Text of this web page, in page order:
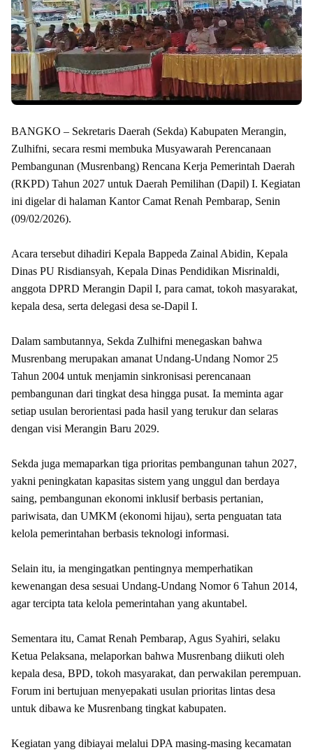
BANGKO – Sekretaris Daerah (Sekda) Kabupaten Merangin,
Zulhifni, secara resmi membuka Musyawarah Perencanaan
Pembangunan (Musrenbang) Rencana Kerja Pemerintah Daerah
(RKPD) Tahun 2027 untuk Daerah Pemilihan (Dapil) I. Kegiatan
ini digelar di halaman Kantor Camat Renah Pembarap, Senin
(09/02/2026).
Acara tersebut dihadiri Kepala Bappeda Zainal Abidin, Kepala
Dinas PU Risdiansyah, Kepala Dinas Pendidikan Misrinaldi,
anggota DPRD Merangin Dapil I, para camat, tokoh masyarakat,
kepala desa, serta delegasi desa se-Dapil I.
Dalam sambutannya, Sekda Zulhifni menegaskan bahwa
Musrenbang merupakan amanat Undang-Undang Nomor 25
Tahun 2004 untuk menjamin sinkronisasi perencanaan
pembangunan dari tingkat desa hingga pusat. Ia meminta agar
setiap usulan berorientasi pada hasil yang terukur dan selaras
dengan visi Merangin Baru 2029.
Sekda juga memaparkan tiga prioritas pembangunan tahun 2027,
yakni peningkatan kapasitas sistem yang unggul dan berdaya
saing, pembangunan ekonomi inklusif berbasis pertanian,
pariwisata, dan UMKM (ekonomi hijau), serta penguatan tata
kelola pemerintahan berbasis teknologi informasi.
Selain itu, ia mengingatkan pentingnya memperhatikan
kewenangan desa sesuai Undang-Undang Nomor 6 Tahun 2014,
agar tercipta tata kelola pemerintahan yang akuntabel.
Sementara itu, Camat Renah Pembarap, Agus Syahiri, selaku
Ketua Pelaksana, melaporkan bahwa Musrenbang diikuti oleh
kepala desa, BPD, tokoh masyarakat, dan perwakilan perempuan.
Forum ini bertujuan menyepakati usulan prioritas lintas desa
untuk dibawa ke Musrenbang tingkat kabupaten.
Kegiatan yang dibiayai melalui DPA masing-masing kecamatan